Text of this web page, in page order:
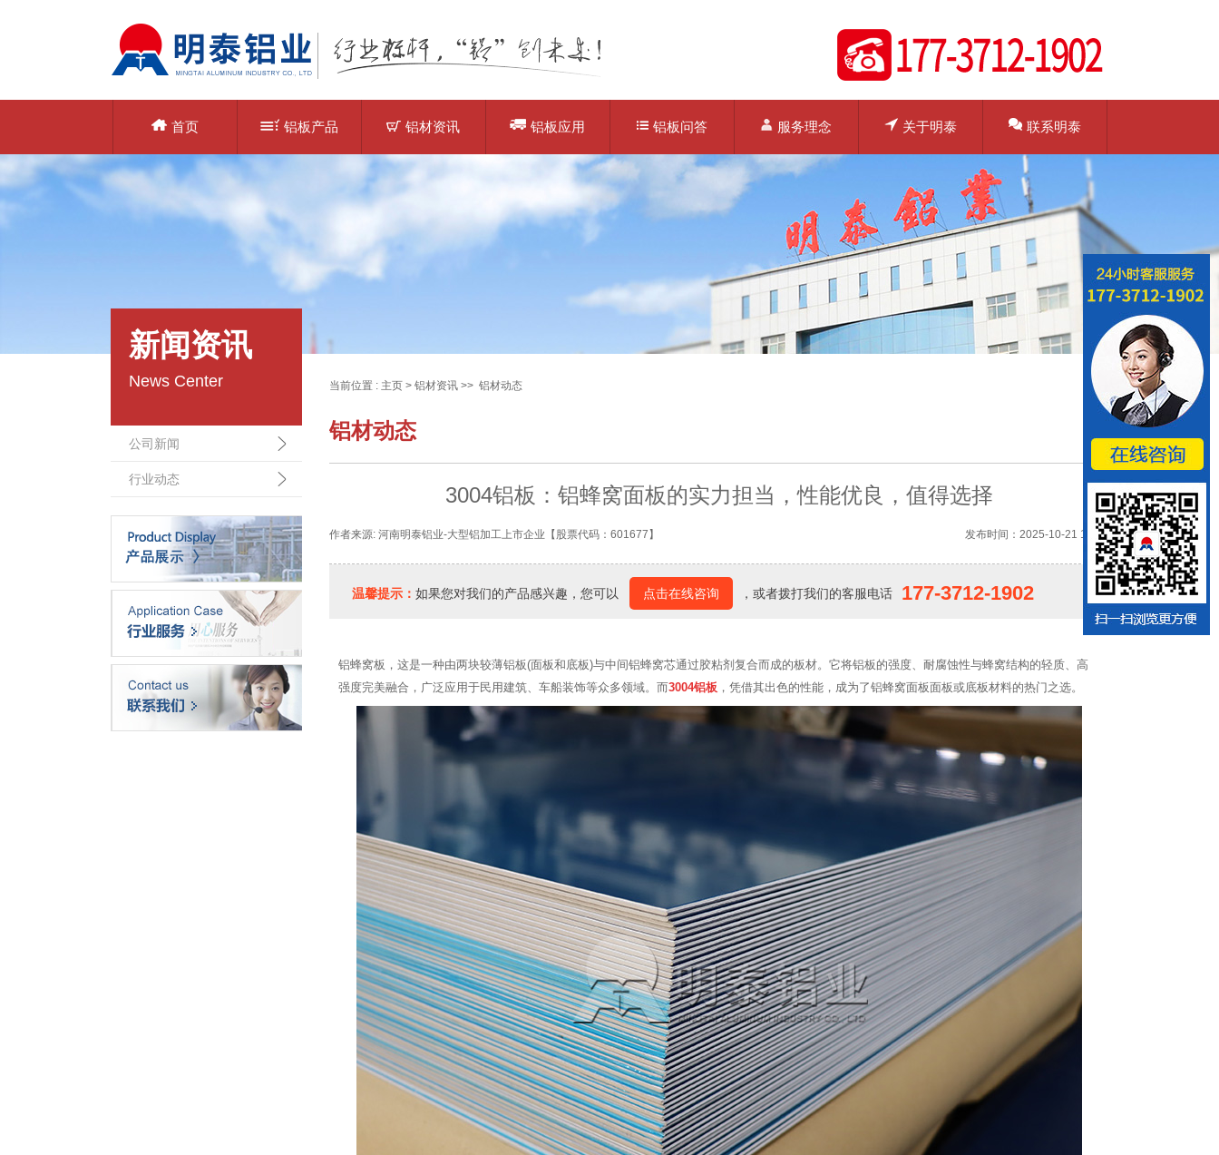
首页 铝板产品 铝材资讯 铝板应用 铝板问答 服务理念 关于明泰 联系明泰
新闻资讯
News Center
公司新闻
行业动态
当前位置 : 主页 > 铝材资讯 >> 铝材动态
铝材动态
3004铝板：铝蜂窝面板的实力担当，性能优良，值得选择
作者来源: 河南明泰铝业-大型铝加工上市企业【股票代码：601677】 发布时间：2025-10-21 16:40
温馨提示： 如果您对我们的产品感兴趣，您可以 点击在线咨询 ，或者拨打我们的客服电话 177-3712-1902
铝蜂窝板，这是一种由两块较薄铝板(面板和底板)与中间铝蜂窝芯通过胶粘剂复合而成的板材。它将铝板的强度、耐腐蚀性与蜂窝结构的轻质、高
强度完美融合，广泛应用于民用建筑、车船装饰等众多领域。而3004铝板 ，凭借其出色的性能，成为了铝蜂窝面板面板或底板材料的热门之选。